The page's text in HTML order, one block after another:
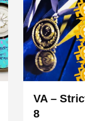
VA –
8